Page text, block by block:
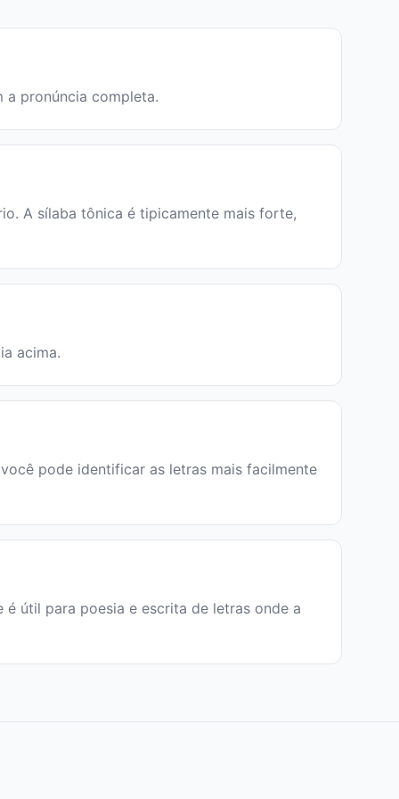
a pronúncia completa.
A sílaba tônica é tipicamente mais forte,
acima.
você pode identificar as letras mais facilmente
útil para poesia e escrita de letras onde a